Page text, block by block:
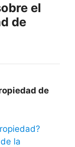
el
de
de
la